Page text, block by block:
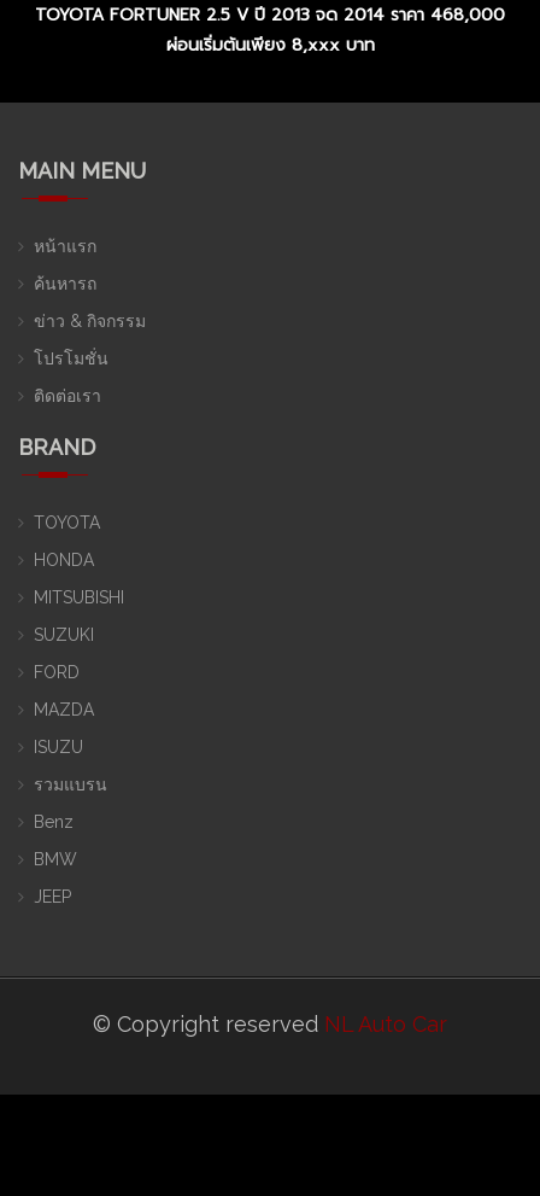
TOYOTA FORTUNER 2.5 V ปี 2013 จด 2014 ราคา 468,000
ผ่อนเริ่มต้นเพียง 8,xxx บาท
MAIN MENU
หน้าแรก
ค้นหารถ
ข่าว & กิจกรรม
โปรโมชั่น
ติดต่อเรา
BRAND
TOYOTA
HONDA
MITSUBISHI
SUZUKI
FORD
MAZDA
ISUZU
รวมแบรน
Benz
BMW
JEEP
© Copyright reserved NL Auto Car